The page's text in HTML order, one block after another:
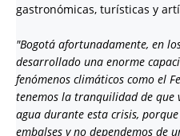
gastronómicas, turísticas y
"Bogotá afortunadamente, en
desarrollado una enorme
fenómenos climáticos como el
tenemos la tranquilidad de que
agua durante esta crisis,
embalses y no dependemos de